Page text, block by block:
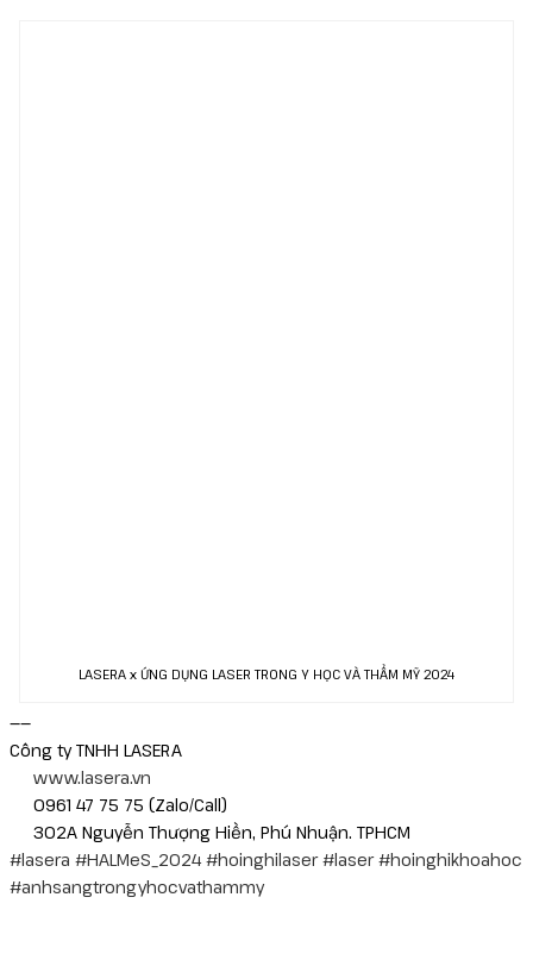
LASERA x ỨNG DỤNG LASER TRONG Y HỌC VÀ THẨM MỸ 2024
——
Công ty TNHH LASERA
www.lasera.vn
0961 47 75 75 (Zalo/Call)
302A Nguyễn Thượng Hiền, Phú Nhuận. TPHCM
#lasera #HALMeS_2024 #hoinghilaser #laser #hoinghikhoahoc
#anhsangtrongyhocvathammy